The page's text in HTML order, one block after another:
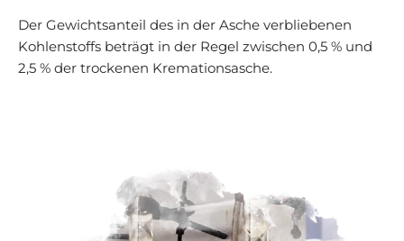
Der Gewichtsanteil des in der Asche verbliebenen
Kohlenstoffs beträgt in der Regel zwischen 0,5 % und
2,5 % der trockenen Kremationsasche.